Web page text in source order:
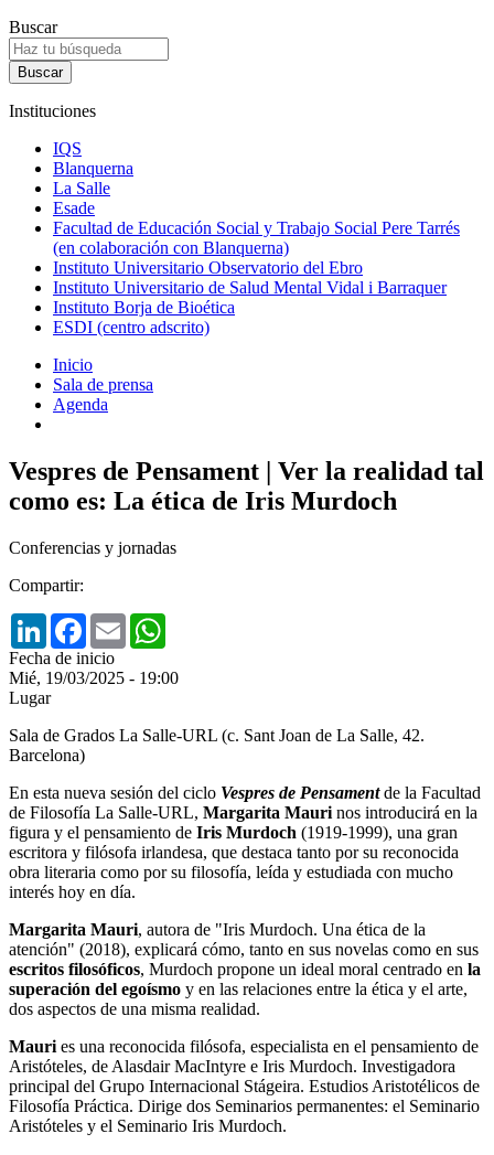
Buscar
Instituciones
IQS
Blanquerna
La Salle
Esade
Facultad de Educación Social y Trabajo Social Pere Tarrés
(en colaboración con Blanquerna)
Instituto Universitario Observatorio del Ebro
Instituto Universitario de Salud Mental Vidal i Barraquer
Instituto Borja de Bioética
ESDI (centro adscrito)
Inicio
Sala de prensa
Agenda
Vespres de Pensament | Ver la realidad tal
como es: La ética de Iris Murdoch
Conferencias y jornadas
Compartir:
LinkedInFacebook
Email
Fecha de inicio
Mié, 19/03/2025 - 19:00
Lugar
Sala de Grados La Salle-URL (c. Sant Joan de La Salle, 42.
Barcelona)
En esta nueva sesión del ciclo Vespres de Pensamentde la Facultad
de Filosofía La Salle-URL, Margarita Mauri nos introducirá en la
figura y el pensamiento de Iris Murdoch (1919-1999), una gran
escritora y filósofa irlandesa, que destaca tanto por su reconocida
obra literaria como por su filosofía, leída y estudiada con mucho
interés hoy en día.
Margarita Mauri, autora de "Iris Murdoch. Una ética de la
atención" (2018), explicará cómo, tanto en sus novelas como en sus
escritos filosóficos, Murdoch propone un ideal moral centrado en la
superación del egoísmo y en las relaciones entre la ética y el arte,
dos aspectos de una misma realidad.
Mauri es una reconocida filósofa, especialista en el pensamiento de
Aristóteles, de Alasdair MacIntyre e Iris Murdoch. Investigadora
principal del Grupo Internacional Stágeira. Estudios Aristotélicos de
Filosofía Práctica. Dirige dos Seminarios permanentes: el Seminario
Aristóteles y el Seminario Iris Murdoch.